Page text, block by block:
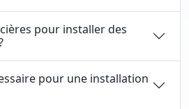
pour installer des
pour une installation